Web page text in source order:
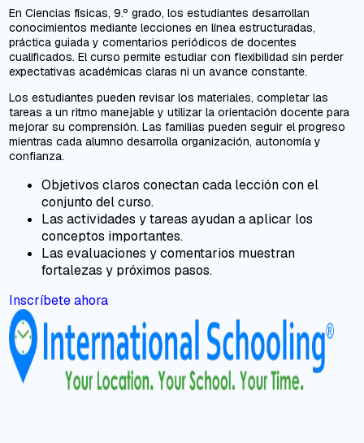
En Ciencias físicas, 9.º grado, los estudiantes desarrollan
conocimientos mediante lecciones en línea estructuradas,
práctica guiada y comentarios periódicos de docentes
cualificados. El curso permite estudiar con flexibilidad sin perder
expectativas académicas claras ni un avance constante.
Los estudiantes pueden revisar los materiales, completar las
tareas a un ritmo manejable y utilizar la orientación docente para
mejorar su comprensión. Las familias pueden seguir el progreso
mientras cada alumno desarrolla organización, autonomía y
confianza.
Objetivos claros conectan cada lección con el
conjunto del curso.
Las actividades y tareas ayudan a aplicar los
conceptos importantes.
Las evaluaciones y comentarios muestran
fortalezas y próximos pasos.
Inscríbete ahora